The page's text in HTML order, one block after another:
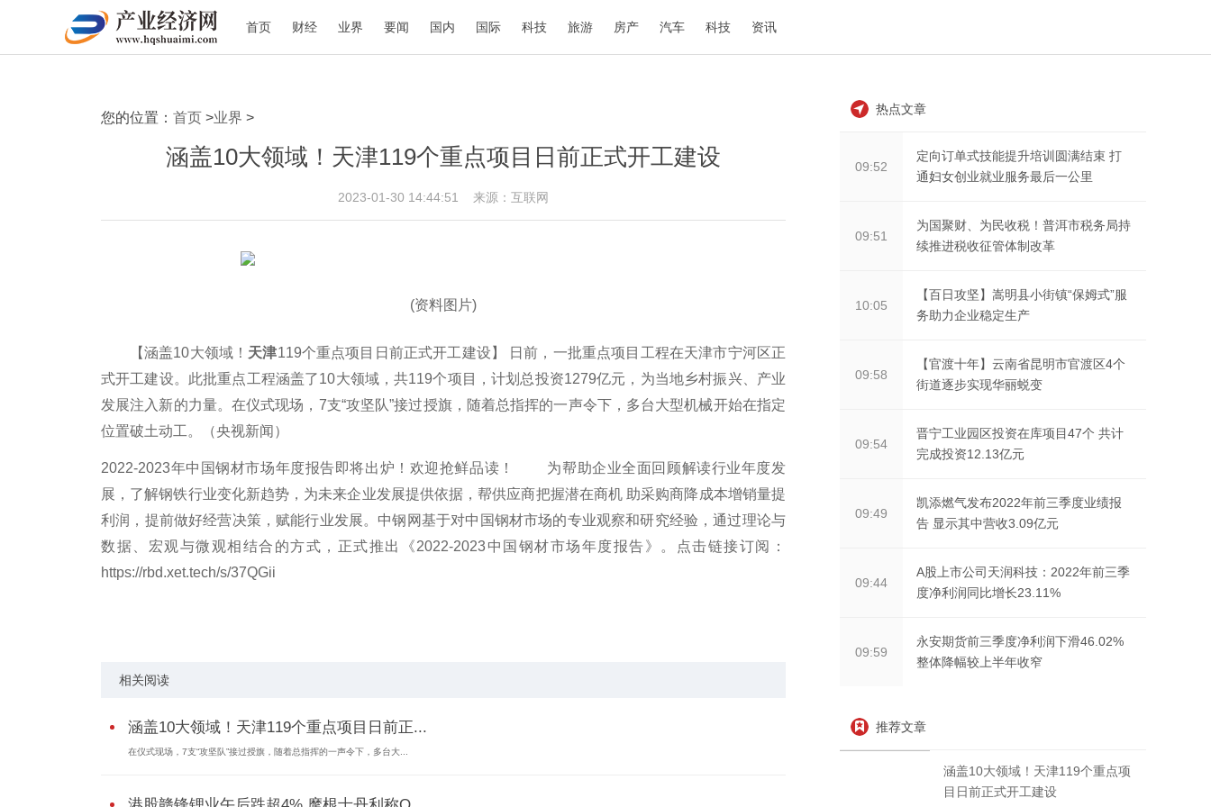
首页 财经 业界 要闻 国内 国际 科技 旅游 房产 汽车 科技 资讯
您的位置： 首页 >业界 >
涵盖10大领域！天津119个重点项目日前正式开工建设
2023-01-30 14:44:51 来源：互联网
(资料图片)
【涵盖10大领域！ 天津119个重点项目日前正式开工建设】 日前，一批重点项目工程在天津市宁河区正
式开工建设。此批重点工程涵盖了10大领域，共119个项目，计划总投资1279亿元，为当地乡村振兴、产业
发展注入新的力量。在仪式现场，7支“攻坚队”接过授旗，随着总指挥的一声令下，多台大型机械开始在指定
位置破土动工。（央视新闻）
2022-2023年中国钢材市场年度报告即将出炉！欢迎抢鲜品读！ 为帮助企业全面回顾解读行业年度发
展，了解钢铁行业变化新趋势，为未来企业发展提供依据，帮供应商把握潜在商机 助采购商降成本增销量提
利润，提前做好经营决策，赋能行业发展。中钢网基于对中国钢材市场的专业观察和研究经验，通过理论与
数据、宏观与微观相结合的方式，正式推出《2022-2023中国钢材市场年度报告》。点击链接订阅：
https://rbd.xet.tech/s/37QGii
相关阅读
涵盖10大领域！天津119个重点项目日前正...
在仪式现场，7支“攻坚队”接过授旗，随着总指挥的一声令下，多台大...
热点文章
09:52
定向订单式技能提升培训圆满结束 打
通妇女创业就业服务最后一公里
09:51
为国聚财、为民收税！普洱市税务局持
续推进税收征管体制改革
10:05
【百日攻坚】嵩明县小街镇“保姆式”服
务助力企业稳定生产
09:58
【官渡十年】云南省昆明市官渡区4个
街道逐步实现华丽蜕变
09:54
晋宁工业园区投资在库项目47个 共计
完成投资12.13亿元
09:49
凯添燃气发布2022年前三季度业绩报
告 显示其中营收3.09亿元
09:44
A股上市公司天润科技：2022年前三季
度净利润同比增长23.11%
09:59
永安期货前三季度净利润下滑46.02%
整体降幅较上半年收窄
推荐文章
涵盖10大领域！天津119个重点项
目日前正式开工建设